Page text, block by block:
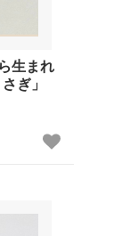
生まれ
ぎ」